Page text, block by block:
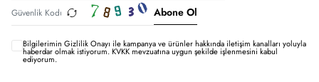
Abone Ol
Bilgilerimin Gizlilik Onayı ile kampanya ve ürünler hakkında iletişim kanalları yoluyla
haberdar olmak istiyorum.KVKK mevzuatına uygun şekilde işlenmesini kabul
ediyorum.